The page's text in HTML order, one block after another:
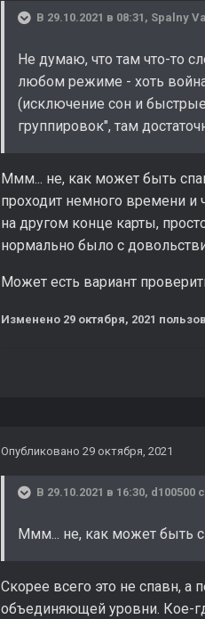
В 29.10.2021 в 08:31, Spalny
Не думаю, что там что-то
любом режиме - хоть
(исключение сон и
группировок", там
Ммм... не, как может быть
проходит немного времени и
на другом конце карты,
нормально было с
Может есть вариант
Изменено 29 октября, 2021
Опубликовано 29 октября, 2021
В 29.10.2021 в 16:30, d100500
Ммм... не, как может быть
Скорее всего это не спавн, а
объединяющей уровни. Кое-